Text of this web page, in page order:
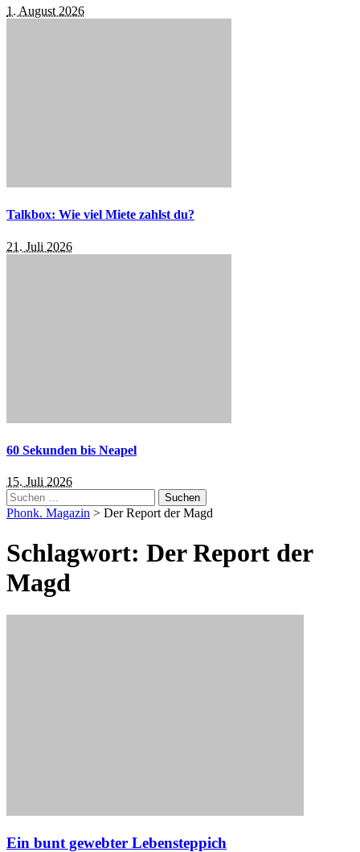
1. August 2026
Talkbox: Wie viel Miete zahlst du?
21. Juli 2026
60 Sekunden bis Neapel
15. Juli 2026
Suchen
nach:
Phonk. Magazin > Der Report der Magd
Schlagwort: Der Report der
Magd
Ein bunt gewebter Lebensteppich